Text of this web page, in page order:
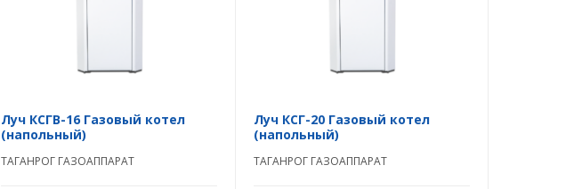
Луч КСГВ-16 Газовый котел
(напольный)
ТАГАНРОГ ГАЗОАППАРАТ
Луч КСГ-20 Газовый котел
(напольный)
ТАГАНРОГ ГАЗОАППАРАТ